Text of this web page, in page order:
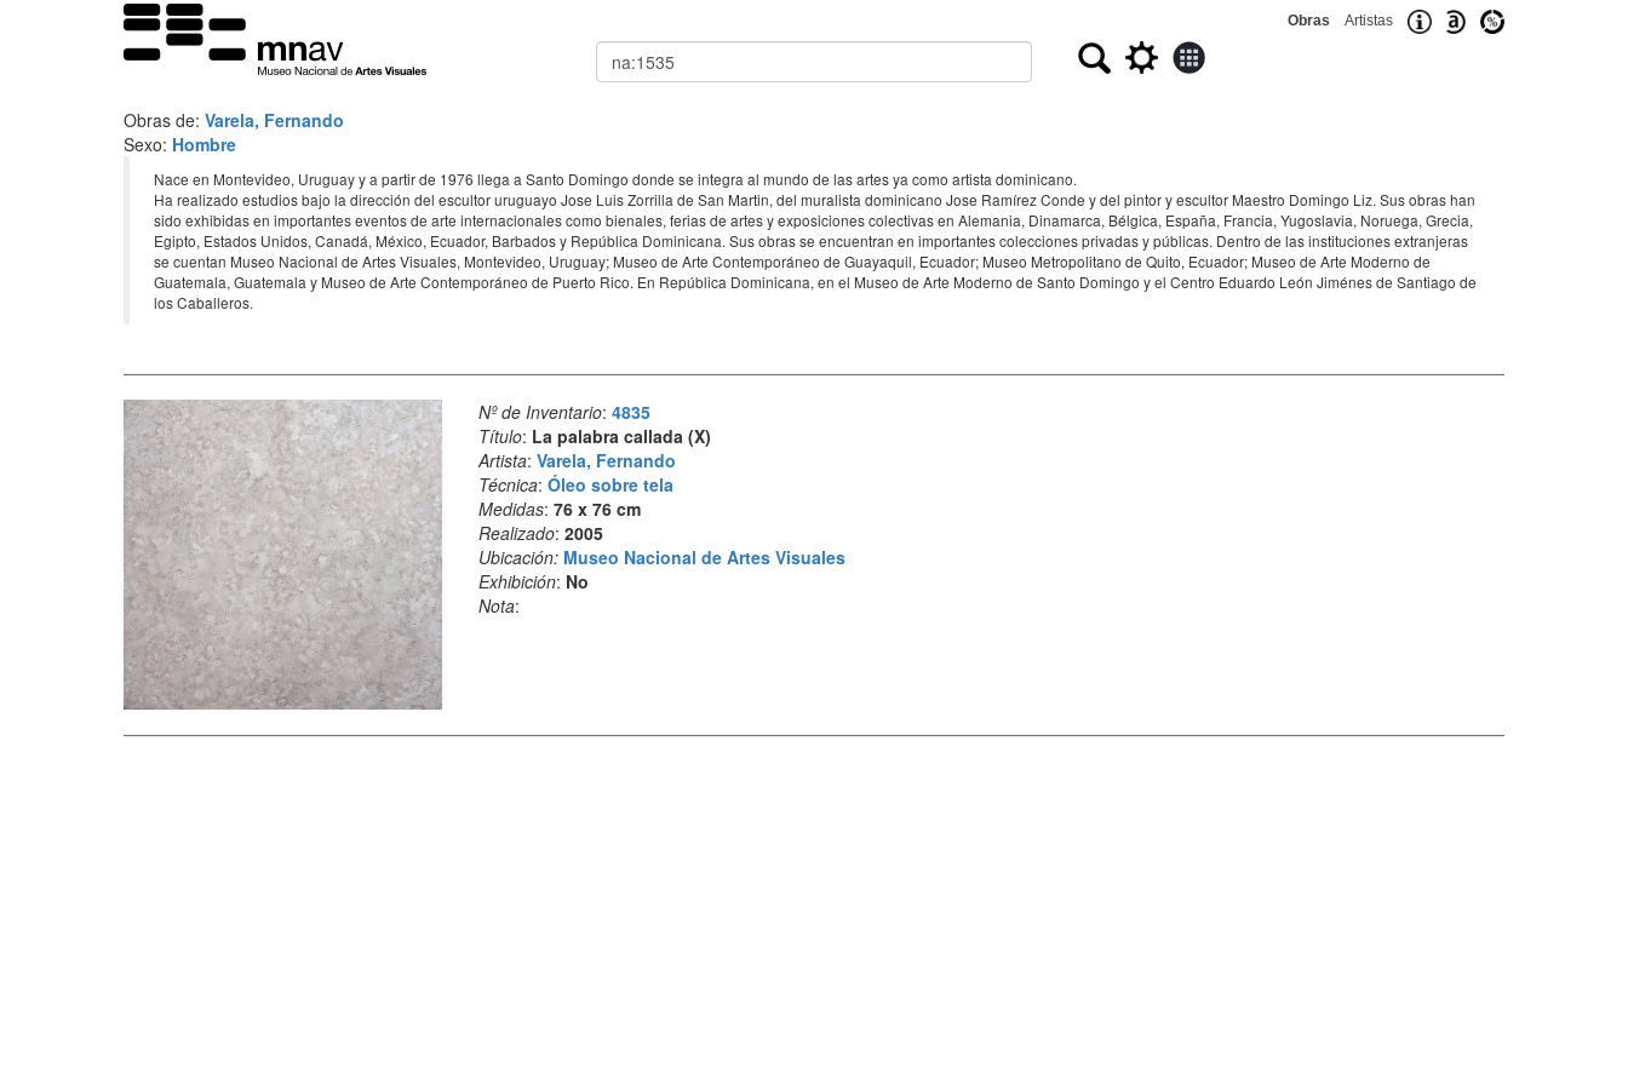
Obras Artistas
Buscar
Obras de: Varela, Fernando
Sexo: Hombre
Nace en Montevideo, Uruguay y a partir de 1976 llega a Santo Domingo donde se integra al mundo de las artes ya como artista dominicano.
Ha realizado estudios bajo la dirección del escultor uruguayo Jose Luis Zorrilla de San Martin, del muralista dominicano Jose Ramírez Conde y del pintor y escultor Maestro Domingo Liz. Sus obras han
sido exhibidas en importantes eventos de arte internacionales como bienales, ferias de artes y exposiciones colectivas en Alemania, Dinamarca, Bélgica, España, Francia, Yugoslavia, Noruega, Grecia,
Egipto, Estados Unidos, Canadá, México, Ecuador, Barbados y República Dominicana. Sus obras se encuentran en importantes colecciones privadas y públicas. Dentro de las instituciones extranjeras
se cuentan Museo Nacional de Artes Visuales, Montevideo, Uruguay; Museo de Arte Contemporáneo de Guayaquil, Ecuador; Museo Metropolitano de Quito, Ecuador; Museo de Arte Moderno de
Guatemala, Guatemala y Museo de Arte Contemporáneo de Puerto Rico. En República Dominicana, en el Museo de Arte Moderno de Santo Domingo y el Centro Eduardo León Jiménes de Santiago de
los Caballeros.
Nº de Inventario: 4835
Título: La palabra callada (X)
Artista: Varela, Fernando
Técnica: Óleo sobre tela
Medidas: 76 x 76 cm
Realizado: 2005
Ubicación: Museo Nacional de Artes Visuales
Exhibición: No
Nota: